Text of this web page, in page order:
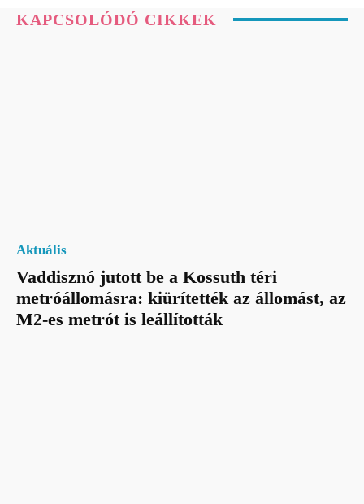
KAPCSOLÓDÓ CIKKEK
Aktuális
Vaddisznó jutott be a Kossuth téri
metróállomásra: kiürítették az állomást, az
M2-es metrót is leállították